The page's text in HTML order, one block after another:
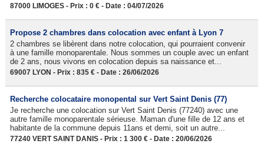
87000 LIMOGES - Prix : 0 € - Date : 04/07/2026
Propose 2 chambres dans colocation avec enfant à Lyon 7
2 chambres se libèrent dans notre colocation, qui pourraient convenir
à une famille monoparentale. Nous sommes un couple avec un enfant
de 2 ans, nous vivons en colocation depuis sa naissance et...
69007 LYON - Prix : 835 € - Date : 26/06/2026
Recherche colocataire monopental sur Vert Saint Denis (77)
Je recherche une colocation sur Vert Saint Denis (77240) avec une
autre famille monoparentale sérieuse. Maman d'une fille de 12 ans et
habitante de la commune depuis 11ans et demi, soit un autre...
77240 VERT SAINT DANIS - Prix : 1 300 € - Date : 20/06/2026